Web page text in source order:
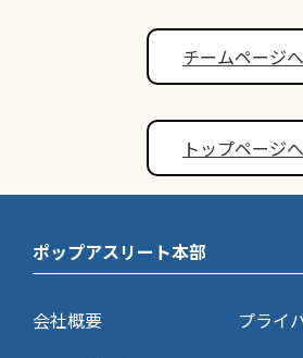
チームページへ
トップページへ
ポップアスリート本部
会社概要
プライ